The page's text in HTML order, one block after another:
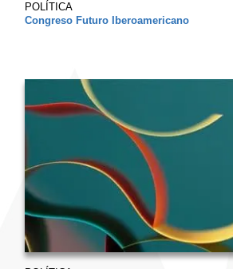
POLÍTICA
Congreso Futuro Iberoamericano